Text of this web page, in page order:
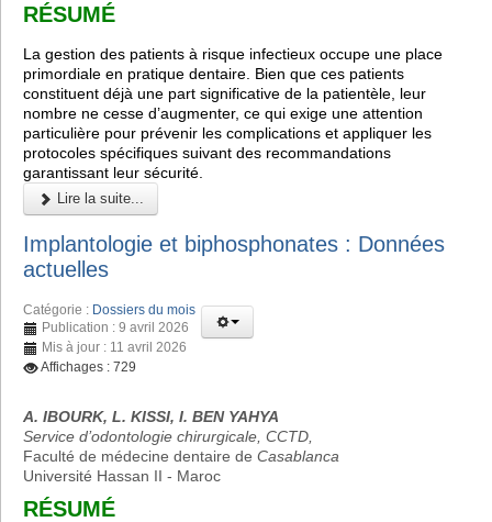
RÉSUMÉ
La gestion des patients à risque infectieux occupe une place
primordiale en pratique dentaire. Bien que ces patients
constituent déjà une part significative de la patientèle, leur
nombre ne cesse d’augmenter, ce qui exige une attention
particulière pour prévenir les complications et appliquer les
protocoles spécifiques suivant des recommandations
garantissant leur sécurité.
Lire la suite...
Implantologie et biphosphonates : Données
actuelles
Catégorie : Dossiers du mois
Publication : 9 avril 2026
Mis à jour : 11 avril 2026
Affichages : 729
A. IBOURK, L. KISSI, I. BEN YAHYA
Service d’odontologie chirurgicale, CCTD,
Faculté de médecine dentaire de Casablanca
Université Hassan II - Maroc
RÉSUMÉ